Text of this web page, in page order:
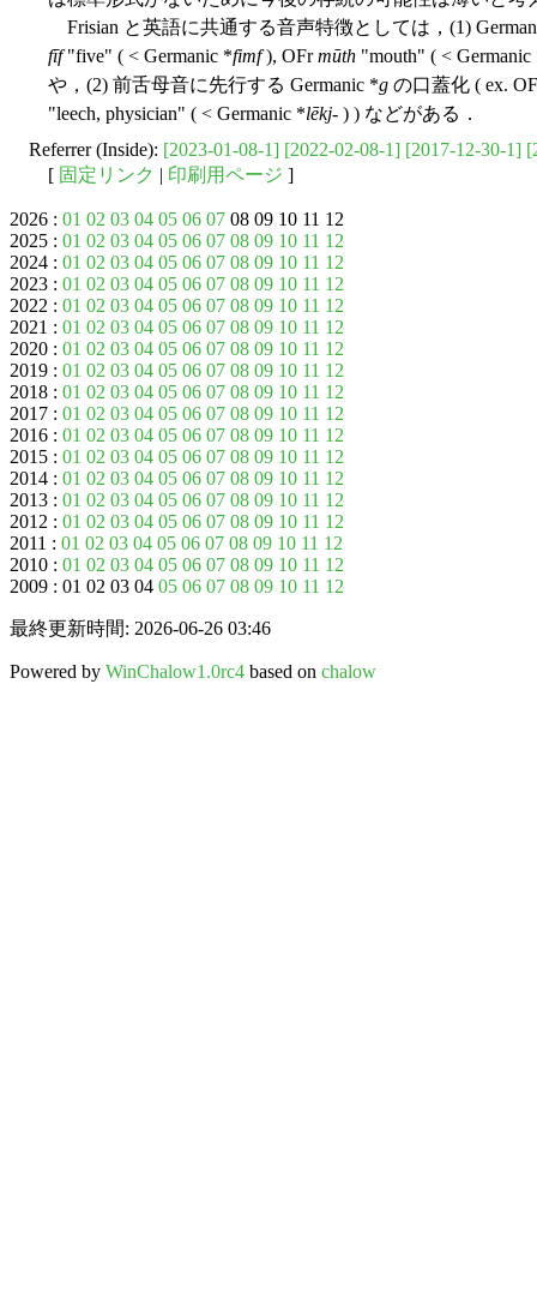
Frisian と英語に共通する音声特徴としては，(1)
fīf"five" ( < Germanic *fimf), OFrmūth "mouth" ( < Germanic
や，(2) 前舌母音に先行する Germanic *g の口蓋化 ( ex.
"leech, physician" ( < Germanic *lēkj- ) ) などがある．
Referrer (Inside): [2023-01-08-1] [2022-02-08-1] [2017-12-30-1]
[ 固定リンク | 印刷用ページ ]
2026 : 01 02 03 04 05 06 07 08 09 10 11 12
2025 : 01 02 03 04 05 06 07 08 09 10 11 12
2024 : 01 02 03 04 05 06 07 08 09 10 11 12
2023 : 01 02 03 04 05 06 07 08 09 10 11 12
2022 : 01 02 03 04 05 06 07 08 09 10 11 12
2021 : 01 02 03 04 05 06 07 08 09 10 11 12
2020 : 01 02 03 04 05 06 07 08 09 10 11 12
2019 : 01 02 03 04 05 06 07 08 09 10 11 12
2018 : 01 02 03 04 05 06 07 08 09 10 11 12
2017 : 01 02 03 04 05 06 07 08 09 10 11 12
2016 : 01 02 03 04 05 06 07 08 09 10 11 12
2015 : 01 02 03 04 05 06 07 08 09 10 11 12
2014 : 01 02 03 04 05 06 07 08 09 10 11 12
2013 : 01 02 03 04 05 06 07 08 09 10 11 12
2012 : 01 02 03 04 05 06 07 08 09 10 11 12
2011 : 01 02 03 04 05 06 07 08 09 10 11 12
2010 : 01 02 03 04 05 06 07 08 09 10 11 12
2009 : 01 02 03 04 05 06 07 08 09 10 11 12
最終更新時間: 2026-06-26 03:46
Powered by WinChalow1.0rc4 based on chalow